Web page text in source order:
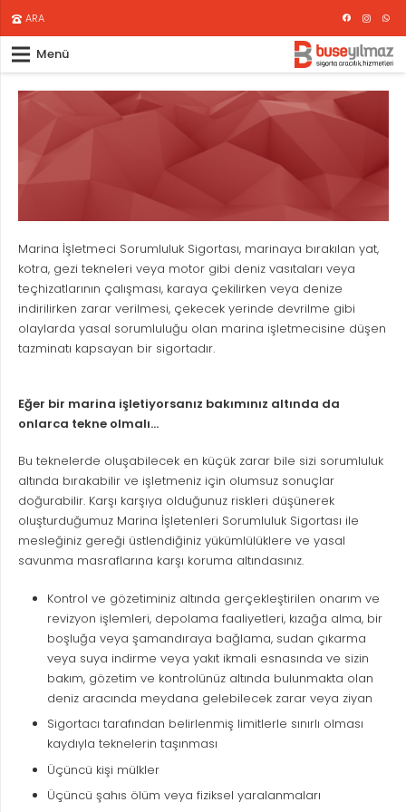
ARA
Menü
Marina İşletmeci Sorumluluk Sigortası, marinaya bırakılan yat,
kotra, gezi tekneleri veya motor gibi deniz vasıtaları veya
teçhizatlarının çalışması, karaya çekilirken veya denize
indirilirken zarar verilmesi, çekecek yerinde devrilme gibi
olaylarda yasal sorumluluğu olan marina işletmecisine düşen
tazminatı kapsayan bir sigortadır.
Eğer bir marina işletiyorsanız bakımınız altında da
onlarca tekne olmalı…
Bu teknelerde oluşabilecek en küçük zarar bile sizi sorumluluk
altında bırakabilir ve işletmeniz için olumsuz sonuçlar
doğurabilir. Karşı karşıya olduğunuz riskleri düşünerek
oluşturduğumuz Marina İşletenleri Sorumluluk Sigortası ile
mesleğiniz gereği üstlendiğiniz yükümlülüklere ve yasal
savunma masraflarına karşı koruma altındasınız.
Kontrol ve gözetiminiz altında gerçekleştirilen onarım ve
revizyon işlemleri, depolama faaliyetleri, kızağa alma, bir
boşluğa veya şamandıraya bağlama, sudan çıkarma
veya suya indirme veya yakıt ikmali esnasında ve sizin
bakım, gözetim ve kontrolünüz altında bulunmakta olan
deniz aracında meydana gelebilecek zarar veya ziyan
Sigortacı tarafından belirlenmiş limitlerle sınırlı olması
kaydıyla teknelerin taşınması
Üçüncü kişi mülkler
Üçüncü şahıs ölüm veya fiziksel yaralanmaları